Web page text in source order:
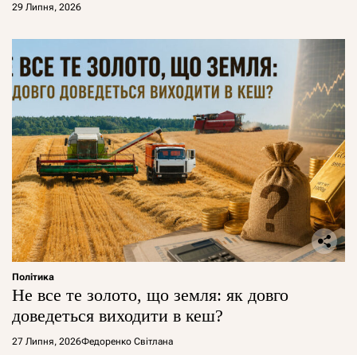
29 Липня, 2026
Політика
Не все те золото, що земля: як довго
доведеться виходити в кеш?
27 Липня, 2026Федоренко Світлана